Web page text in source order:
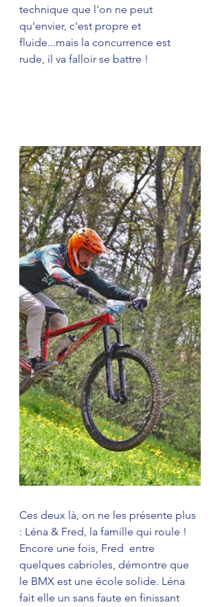
technique que l'on ne peut
qu'envier, c'est propre et
fluide...mais la concurrence est
rude, il va falloir se battre !
Ces deux là, on ne les présente plus
: Léna & Fred, la famille qui roule !
Encore une fois, Fred  entre
quelques cabrioles, démontre que
le BMX est une école solide. Léna
fait elle un sans faute en finissant